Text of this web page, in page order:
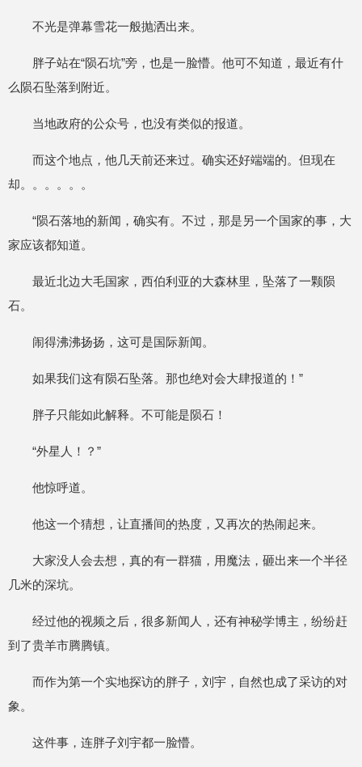
不光是弹幕雪花一般抛洒出来。
胖子站在“陨石坑”旁，也是一脸懵。他可不知道，最近有什
么陨石坠落到附近。
当地政府的公众号，也没有类似的报道。
而这个地点，他几天前还来过。确实还好端端的。但现在
却。。。。。。
“陨石落地的新闻，确实有。不过，那是另一个国家的事，大
家应该都知道。
最近北边大毛国家，西伯利亚的大森林里，坠落了一颗陨
石。
闹得沸沸扬扬，这可是国际新闻。
如果我们这有陨石坠落。那也绝对会大肆报道的！”
胖子只能如此解释。不可能是陨石！
“外星人！？”
他惊呼道。
他这一个猜想，让直播间的热度，又再次的热闹起来。
大家没人会去想，真的有一群猫，用魔法，砸出来一个半径
几米的深坑。
经过他的视频之后，很多新闻人，还有神秘学博主，纷纷赶
到了贵羊市腾腾镇。
而作为第一个实地探访的胖子，刘宇，自然也成了采访的对
象。
这件事，连胖子刘宇都一脸懵。